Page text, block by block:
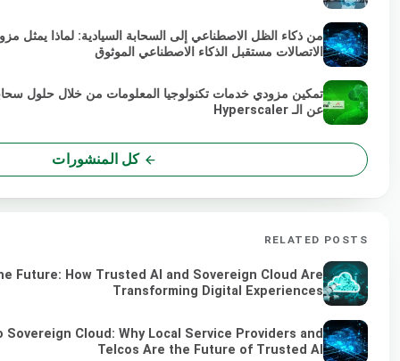
من ذكاء الظل الاصطناعي إلى السحابة السيادية: لماذا يمثل
الاتصالات مستقبل الذكاء الاصطناعي الموثوق
تمكين مزودي خدمات تكنولوجيا المعلومات من خلال حلول
عن الـ Hyperscaler
كل المنشورات
RELATED POSTS
Future: How Trusted AI and Sovereign Cloud Are
Transforming Digital Experiences
Sovereign Cloud: Why Local Service Providers and
Telcos Are the Future of Trusted AI